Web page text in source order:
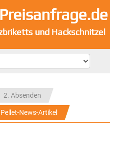
und Hackschnitzel
2. Absenden
Pellet-News-Artikel